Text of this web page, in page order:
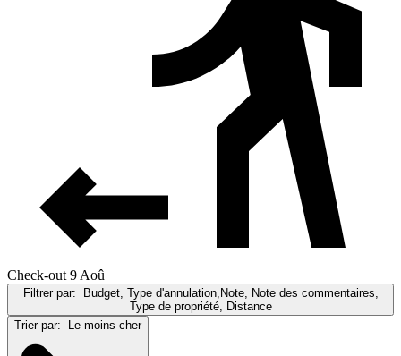
Check-out 9 Aoû
Filtrer par:
Budget, Type d'annulation,Note, Note des commentaires,
Type de propriété, Distance
Trier par:
Le moins cher